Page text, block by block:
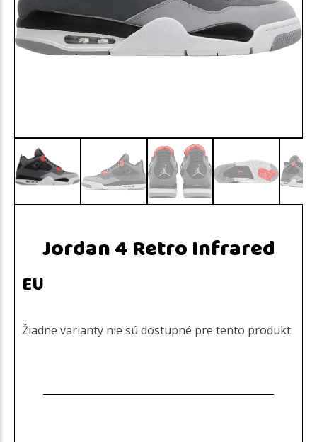
Jordan 4 Retro Infrared
EU
Žiadne varianty nie sú dostupné pre tento produkt.